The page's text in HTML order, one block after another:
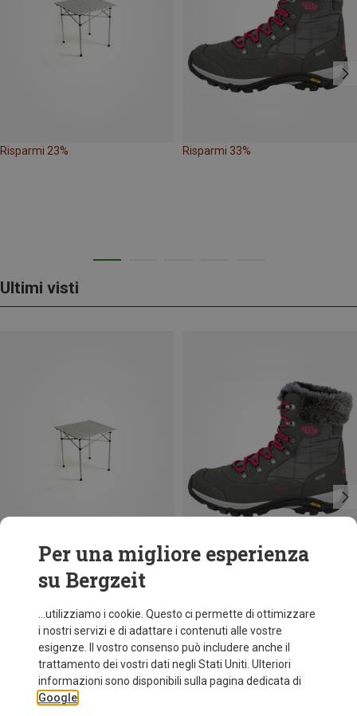
Risparmi 23% Risparmi 33%
Ultimi visti
Risparmi 23%
Per una migliore esperienza
su Bergzeit
...utilizziamo i cookie. Questo ci permette di ottimizzare
i nostri servizi e di adattare i contenuti alle vostre
esigenze. Il vostro consenso può includere anche il
trattamento dei vostri dati negli Stati Uniti. Ulteriori
informazioni sono disponibili sulla pagina dedicata di
Google